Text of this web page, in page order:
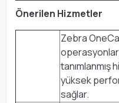
Önerilen Hizmetler
Zebra
yüksek
sağlar.